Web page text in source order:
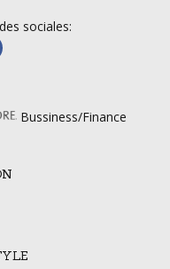
sociales:
Bussiness/Finance